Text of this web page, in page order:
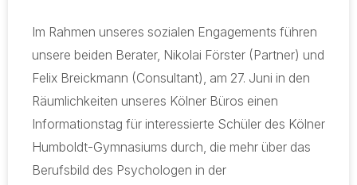
Im Rahmen unseres sozialen Engagements führen
unsere beiden Berater, Nikolai Förster (Partner) und
Felix Breickmann (Consultant), am 27. Juni in den
Räumlichkeiten unseres Kölner Büros einen
Informationstag für interessierte Schüler des Kölner
Humboldt-Gymnasiums durch, die mehr über das
Berufsbild des Psychologen in der